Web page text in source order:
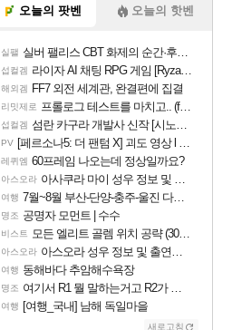
오늘의 팟벤 오늘의 핫벤
실팰 실버 팰리스 CBT 화제의 순간·후기 모음
섭컬겜 라이자 AI 채팅 RPG 게임 [RyzaChat: AI] 공개
해외겜 FF7 외전 세계관, 완결편에 집결
리밋제로 프롤로그 테스트를 마치고.. (feat. 리아)
섭컬겜 섬란 카구라 개발사 신작 [시노비 넥서스] 연내 출시 예정
PV [페르소나5: 더 팬텀 X] 괴도 영상 l 타카마키 안·댄싱 스타
레퀴엠 60프레임 나오는데 정상일까요?
아스오라 아사쿠라 마이 성우 정보 및 주요 필모
여행 7월~8월 부산-단양-충주-울진 다녀왔어요~
명조 공명자 모먼트 | 수수
비스트 모든 엘리트 골렘 위치 공략 (30개) - 방랑 결투가
아스오라 아스오라 성우 정보 및 출연작 모음
여행 동해바다 추암해수욕장
명조 여기서 R1 뭘 말하는거고 R2가 뭘말하는걸까요?
여행 [여행_국내] 남해 독일마을
새로고침